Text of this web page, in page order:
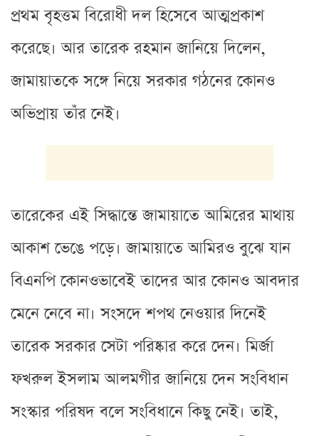
প্রথম বৃহত্তম বিরোধী দল হিসেবে আত্মপ্রকাশ
করেছে। আর তারেক রহমান জানিয়ে দিলেন,
জামায়াতকে সঙ্গে নিয়ে সরকার গঠনের কোনও
অভিপ্রায় তাঁর নেই।
তারেকের এই সিদ্ধান্তে জামায়াতে আমিরের মাথায়
আকাশ ভেঙে পড়ে। জামায়াতে আমিরও বুঝে যান
বিএনপি কোনওভাবেই তাদের আর কোনও আবদার
মেনে নেবে না। সংসদে শপথ নেওয়ার দিনেই
তারেক সরকার সেটা পরিষ্কার করে দেন। মির্জা
ফখরুল ইসলাম আলমগীর জানিয়ে দেন সংবিধান
সংস্কার পরিষদ বলে সংবিধানে কিছু নেই। তাই,